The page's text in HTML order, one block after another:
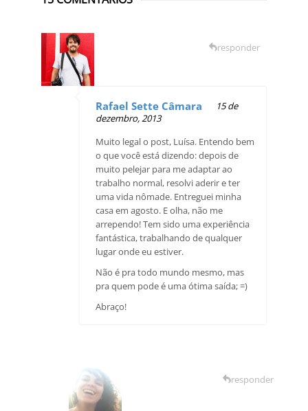
Rafael Sette Câmara
15 de
dezembro, 2013
Muito legal o post, Luísa. Entendo bem
o que você está dizendo: depois de
muito pelejar para me adaptar ao
trabalho normal, resolvi aderir e ter
uma vida nômade. Entreguei minha
casa em agosto. E olha, não me
arrependo! Tem sido uma experiência
fantástica, trabalhando de qualquer
lugar onde eu estiver.
Não é pra todo mundo mesmo, mas
pra quem pode é uma ótima saída; =)
Abraço!
responder
responder